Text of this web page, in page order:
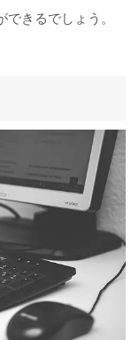
きるでしょう。